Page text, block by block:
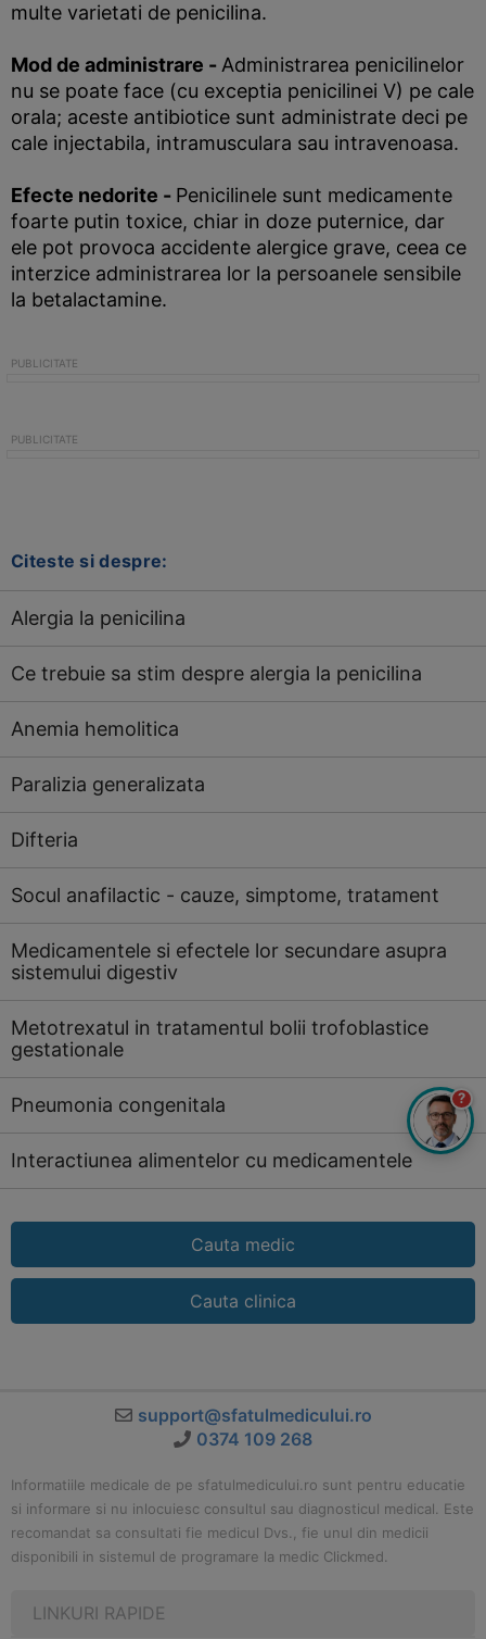
multe varietati de penicilina.
Mod de administrare - Administrarea penicilinelor
nu se poate face (cu exceptia penicilinei V) pe cale
orala; aceste antibiotice sunt administrate deci pe
cale injectabila, intramusculara sau intravenoasa.
Efecte nedorite - Penicilinele sunt medicamente
foarte putin toxice, chiar in doze puternice, dar
ele pot provoca accidente alergice grave, ceea ce
interzice administrarea lor la persoanele sensibile
la betalactamine.
Citeste si despre:
Alergia la penicilina
Ce trebuie sa stim despre alergia la penicilina
Anemia hemolitica
Paralizia generalizata
Difteria
Socul anafilactic - cauze, simptome, tratament
Medicamentele si efectele lor secundare asupra
sistemului digestiv
Metotrexatul in tratamentul bolii trofoblastice
gestationale
Pneumonia congenitala
Interactiunea alimentelor cu medicamentele
Cauta medic
Cauta clinica
support@sfatulmedicului.ro
0374 109 268
Informatiile medicale de pe sfatulmedicului.ro sunt pentru educatie
si informare si nu inlocuiesc consultul sau diagnosticul medical. Este
recomandat sa consultati fie medicul Dvs., fie unul din medicii
disponibili in sistemul de programare la medic Clickmed.
LINKURI RAPIDE
?